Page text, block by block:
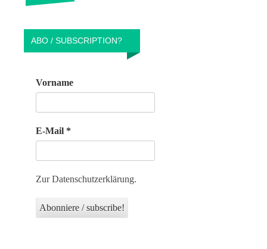
ABO / SUBSCRIPTION?
Vorname
E-Mail *
Zur Datenschutzerklärung.